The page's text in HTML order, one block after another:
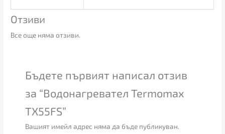
Отзиви
Все още няма отзиви.
Бъдете първият написал отзив
за “Водонагревател Termomax
TX55FS”
Вашият имейл адрес няма да бъде публикуван.